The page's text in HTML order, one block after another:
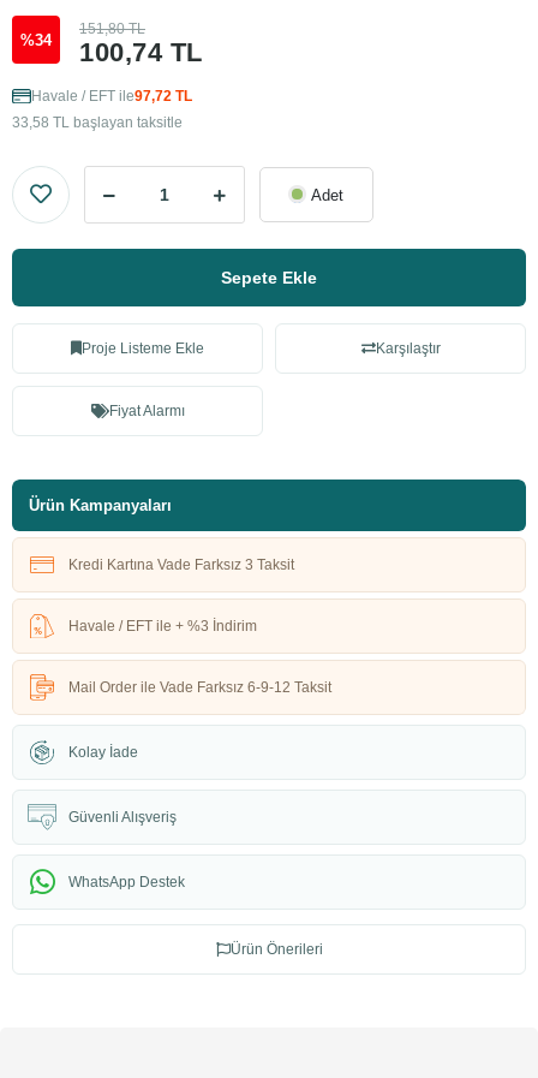
%34 100,74 TL
151,80 TL
Havale / EFT ile97,72 TL
33,58 TL başlayan taksitle
Adet
Sepete Ekle
Proje Listeme Ekle Karşılaştır
Fiyat Alarmı
Ürün Kampanyaları
Kredi Kartına Vade Farksız 3 Taksit
Havale / EFT ile + %3 İndirim
Mail Order ile Vade Farksız 6-9-12 Taksit
Kolay İade
Güvenli Alışveriş
WhatsApp Destek
Ürün Önerileri